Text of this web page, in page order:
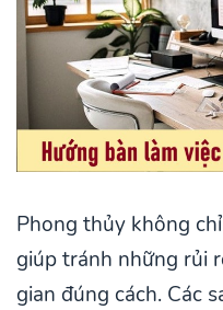
Phong thủy không
giúp tránh những rủi
gian đúng cách. Các